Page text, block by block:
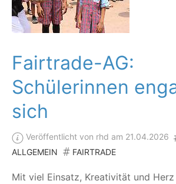
Fairtrade-AG:
Schülerinnen
sich
Veröffentlicht von rhd am 21.04.2026
ALLGEMEIN
FAIRTRADE
Mit viel Ein­satz, Krea­ti­vi­tät und